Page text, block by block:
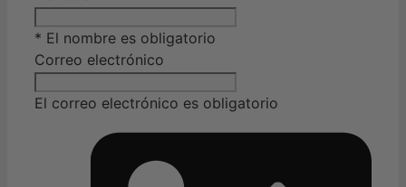
* El nombre es obligatorio
Correo electrónico
El correo electrónico es obligatorio